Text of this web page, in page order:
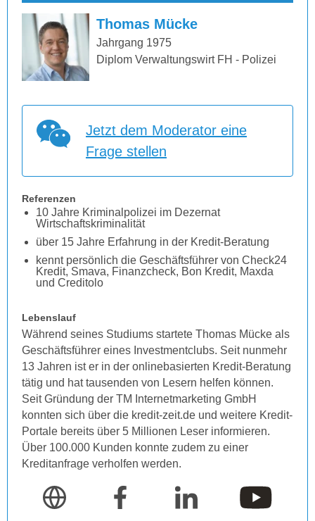
Thomas Mücke
Jahrgang 1975
Diplom Verwaltungswirt FH - Polizei
Jetzt dem Moderator eine
Frage stellen
Referenzen
10 Jahre Kriminalpolizei im Dezernat
Wirtschaftskriminalität
über 15 Jahre Erfahrung in der Kredit-Beratung
kennt persönlich die Geschäftsführer von Check24
Kredit, Smava, Finanzcheck, Bon Kredit, Maxda
und Creditolo
Lebenslauf
Während seines Studiums startete Thomas Mücke als
Geschäftsführer eines Investmentclubs. Seit nunmehr
13 Jahren ist er in der onlinebasierten Kredit-Beratung
tätig und hat tausenden von Lesern helfen können.
Seit Gründung der TM Internetmarketing GmbH
konnten sich über die kredit-zeit.de und weitere Kredit-
Portale bereits über 5 Millionen Leser informieren.
Über 100.000 Kunden konnte zudem zu einer
Kreditanfrage verholfen werden.